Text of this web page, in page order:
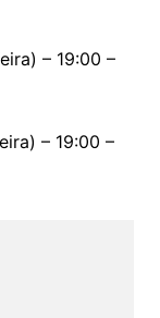
– 19:00 –
– 19:00 –